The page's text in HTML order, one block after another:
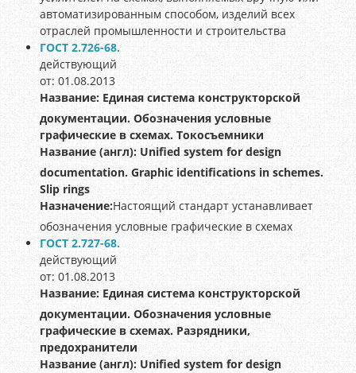
автоматизированным способом, изделий всех
отраслей промышленности и строительства
ГОСТ 2.726-68.
действующий
от: 01.08.2013
Название: Единая система конструкторской
документации. Обозначения условные
графические в схемах. Токосъемники
Название (англ): Unified system for design
documentation. Graphic identifications in schemes.
Slip rings
Назначение:Настоящий стандарт устанавливает
обозначения условные графические в схемах
ГОСТ 2.727-68.
действующий
от: 01.08.2013
Название: Единая система конструкторской
документации. Обозначения условные
графические в схемах. Разрядники,
предохранители
Название (англ): Unified system for design